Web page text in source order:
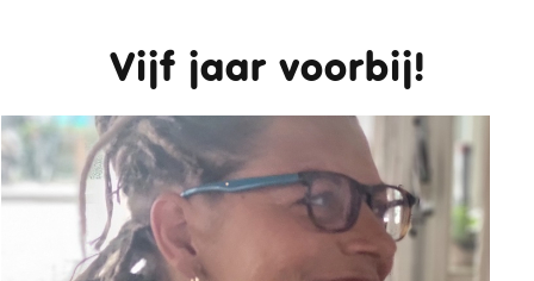
Vijf jaar voorbij!